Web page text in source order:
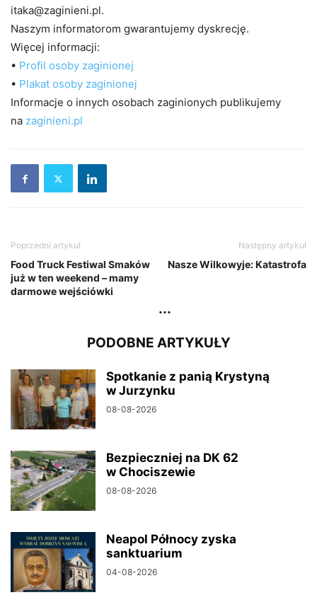
itaka@zaginieni.pl.
Naszym informatorom gwarantujemy dyskrecję.
Więcej informacji:
• Profil osoby zaginionej
• Plakat osoby zaginionej
Informacje o innych osobach zaginionych publikujemy
na zaginieni.pl
Poprzedni artykuł
Food Truck Festiwal Smaków
już w ten weekend – mamy
darmowe wejściówki
Następny artykuł
Nasze Wilkowyje: Katastrofa
...
PODOBNE ARTYKUŁY
Spotkanie z panią Krystyną
w Jurzynku
08-08-2026
Bezpieczniej na DK 62
w Chociszewie
08-08-2026
Neapol Północy zyska
sanktuarium
04-08-2026